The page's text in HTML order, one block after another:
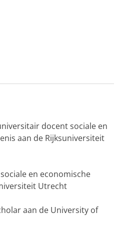
docent sociale en
aan de Rijksuniversiteit
en economische
Utrecht
aan de University of